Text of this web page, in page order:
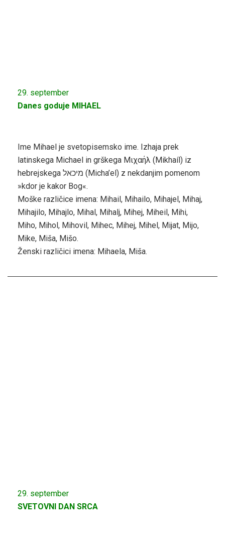
29. september
Danes goduje MIHAEL
Ime Mihael je svetopisemsko ime. Izhaja prek
latinskega Michael in grškega Μιχαήλ (Mikhaíl) iz
hebrejskega מיכאל (Micha’el) z nekdanjim pomenom
»kdor je kakor Bog«.
Moške različice imena: Mihail, Mihailo, Mihajel, Mihaj,
Mihajilo, Mihajlo, Mihal, Mihalj, Mihej, Miheil, Mihi,
Miho, Mihol, Mihovil, Mihec, Mihej, Mihel, Mijat, Mijo,
Mike, Miša, Mišo.
Ženski različici imena: Mihaela, Miša.
29. september
SVETOVNI DAN SRCA